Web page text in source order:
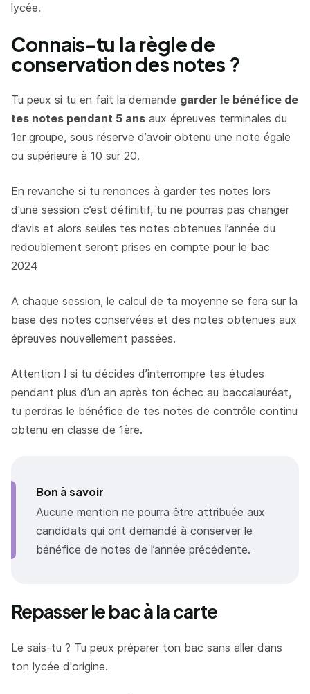
lycée.
Connais-tu la règle de
conservation des notes ?
Tu peux si tu en fait la demande garder le bénéfice de
tes notes pendant 5 ans aux épreuves terminales du
1er groupe, sous réserve d’avoir obtenu une note égale
ou supérieure à 10 sur 20.
En revanche si tu renonces à garder tes notes lors
d'une session c’est définitif, tu ne pourras pas changer
d’avis et alors seules tes notes obtenues l’année du
redoublement seront prises en compte pour le bac
2024
A chaque session, le calcul de ta moyenne se fera sur la
base des notes conservées et des notes obtenues aux
épreuves nouvellement passées.
Attention ! si tu décides d’interrompre tes études
pendant plus d’un an après ton échec au baccalauréat,
tu perdras le bénéfice de tes notes de contrôle continu
obtenu en classe de 1ère.
Bon à savoir
Aucune mention ne pourra être attribuée aux
candidats qui ont demandé à conserver le
bénéfice de notes de l’année précédente.
Repasser le bac à la carte
Le sais-tu ? Tu peux préparer ton bac sans aller dans
ton lycée d'origine.